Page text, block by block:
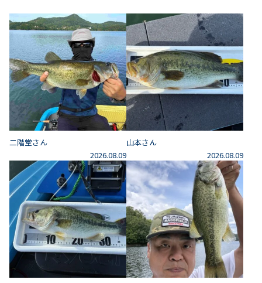
二階堂さん
2026.08.09
山本さん
2026.08.09